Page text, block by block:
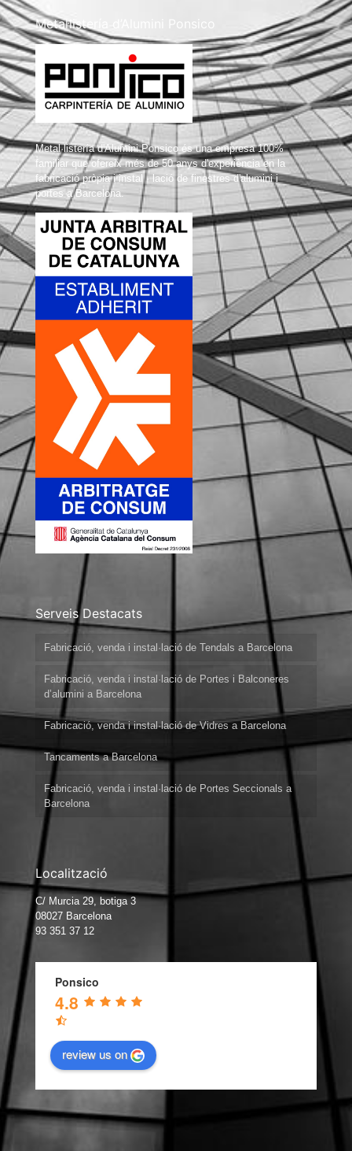
Metal·listería d’Alumini Ponsico
Metal·listería d'Alumini Ponsico és una empresa 100%
familiar que ofereix més de 50 anys d'experiència en la
fabricació pròpia i instal · lació de finestres d'alumini i
portes a Barcelona.
Serveis Destacats
Fabricació, venda i instal·lació de Tendals a Barcelona
Fabricació, venda i instal·lació de Portes i Balconeres
d’alumini a Barcelona
Fabricació, venda i instal·lació de Vidres a Barcelona
Tancaments a Barcelona
Fabricació, venda i instal·lació de Portes Seccionals a
Barcelona
Localització
C/ Murcia 29, botiga 3
08027 Barcelona
93 351 37 12
Ponsico
4.8
review us on